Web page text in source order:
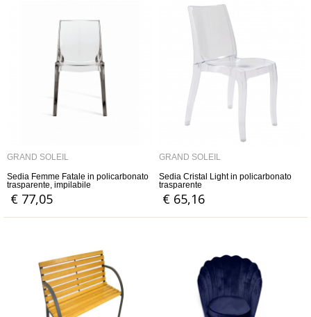
GRAND SOLEIL
Sedia Femme Fatale in policarbonato
trasparente, impilabile
€ 77,05
GRAND SOLEIL
Sedia Cristal Light in policarbonato
trasparente
€ 65,16